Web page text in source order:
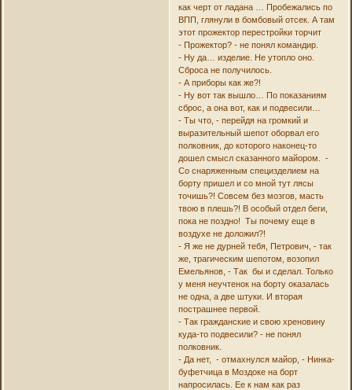
как черт от ладана … Пробежались по
ВПП, глянули в бомбовый отсек. А там
этот прожектор перестройки торчит
- Прожектор? - не понял командир.
- Ну да… изделие. Не утопло оно.
Сброса не получилось.
- А приборы как же?!
- Ну вот так вышло… По показаниям
сброс, а она вот, как и подвесили…
- Ты что, - перейдя на громкий и
выразительный шепот оборвал его
полковник, до которого наконец-то
дошел смысл сказанного майором. -
Со снаряженным специзделием на
борту пришел и со мной тут лясы
точишь?! Совсем без мозгов, масть
твою в плешь?! В особый отдел беги,
пока не поздно! Ты почему еще в
воздухе не доложил?!
- Я же не дурней тебя, Петрович, - так
же, трагическим шепотом, возопил
Емельянов, - Так бы и сделал. Только
у меня неучтенок на борту оказалась
не одна, а две штуки. И вторая
пострашнее первой.
- Так гражданские и свою хреновину
куда-то подвесили? - не понял
полковник.
- Да нет, - отмахнулся майор, - Нинка-
буфетчица в Моздоке на борт
напросилась. Ее к нам как раз